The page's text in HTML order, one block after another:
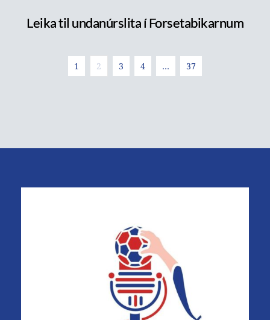
Leika til undanúrslita í Forsetabikarnum
1 2 3 4 … 37